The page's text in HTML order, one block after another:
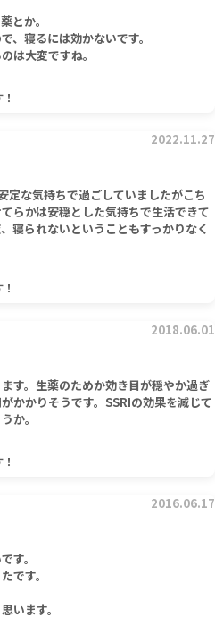
とか。
、寝るには効かないです。
は大変ですね。
2022.11.27
定な気持ちで過ごしていましたがこち
らかは安穏とした気持ちで生活できて
寝られないということもすっかりなく
2018.06.01
す。生薬のためか効き目が穏やか過ぎ
かかりそうです。SSRIの効果を減じて
か。
2016.06.17
す。
です。
います。